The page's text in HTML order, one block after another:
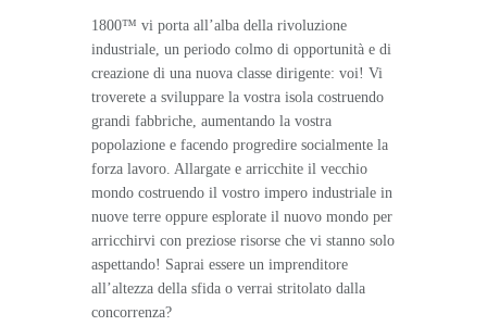
1800™ vi porta all’alba della rivoluzione
industriale, un periodo colmo di opportunità e di
creazione di una nuova classe dirigente: voi! Vi
troverete a sviluppare la vostra isola costruendo
grandi fabbriche, aumentando la vostra
popolazione e facendo progredire socialmente la
forza lavoro. Allargate e arricchite il vecchio
mondo costruendo il vostro impero industriale in
nuove terre oppure esplorate il nuovo mondo per
arricchirvi con preziose risorse che vi stanno solo
aspettando! Saprai essere un imprenditore
all’altezza della sfida o verrai stritolato dalla
concorrenza?